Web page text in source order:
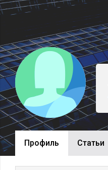
Профиль Cтатьи